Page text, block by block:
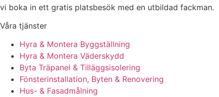
vi boka in ett gratis platsbesök med en utbildad fackman.
Våra tjänster
Hyra & Montera Byggställning
Hyra & Montera Väderskydd
Byta Träpanel & Tilläggsisolering
Fönsterinstallation, Byten & Renovering
Hus- & Fasadmålning